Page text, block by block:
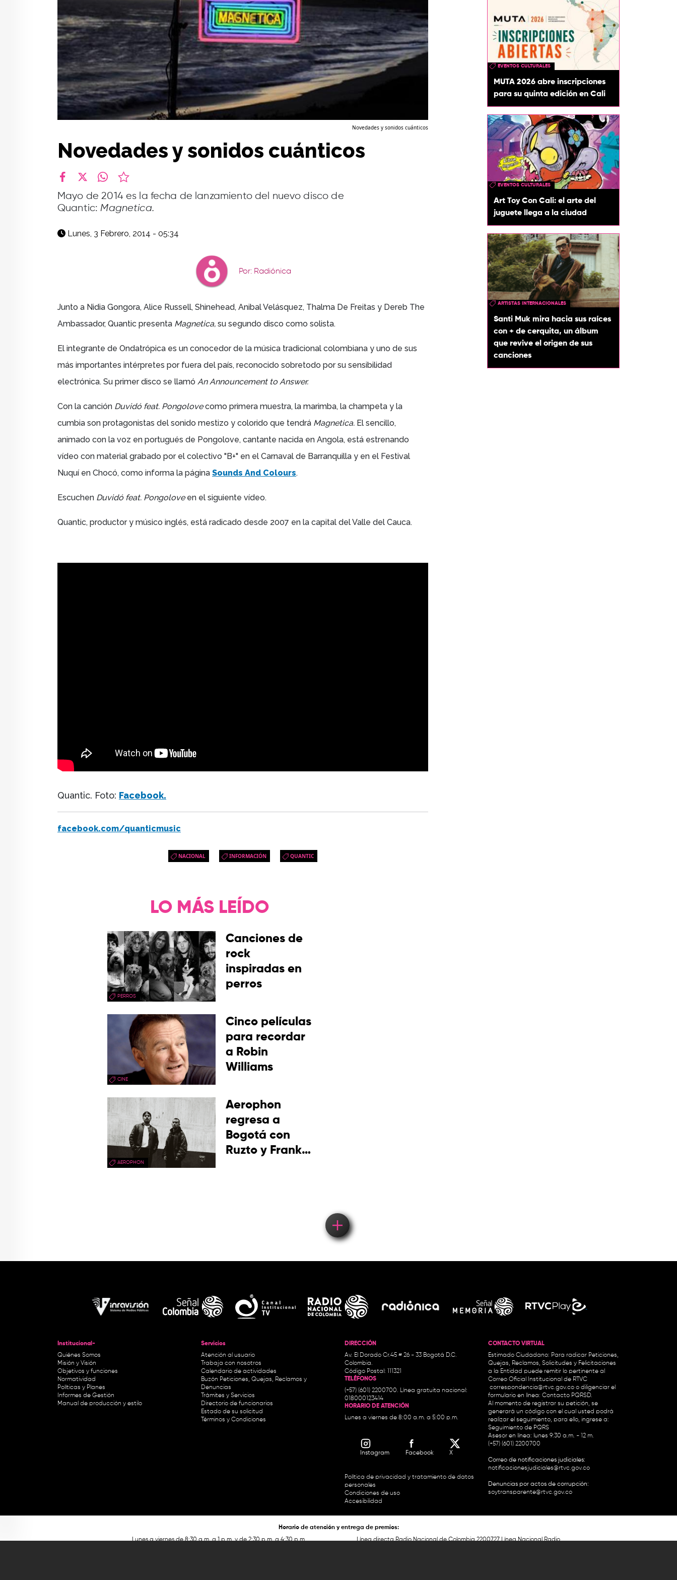
Novedades y sonidos cuánticos
Novedades y sonidos cuánticos
Mayo de 2014 es la fecha de lanzamiento del nuevo disco de
Quantic:Magnetica.
Lunes, 3 Febrero, 2014 - 05:34
Por: Radiónica
Junto a Nidia Gongora, Alice Russell, Shinehead, Anibal Velásquez, Thalma De Freitas y Dereb The
Ambassador, Quantic presenta Magnetica, su segundo disco como solista.
El integrante de Ondatrópica es un conocedor de la música tradicional colombiana y uno de sus
más importantes intérpretes por fuera del país, reconocido sobretodo por su sensibilidad
electrónica. Su primer disco se llamó An Announcement to Answer.
Con la canción Duvidó feat. Pongolovecomo primera muestra, la marimba, la champeta y la
cumbia son protagonistas del sonido mestizo y colorido que tendrá Magnetica. El sencillo,
animado con la voz en portugués de Pongolove, cantante nacida en Angola, está estrenando
vídeo con material grabado por el colectivo "B+" en el Carnaval de Barranquilla y en el Festival
Nuquí en Chocó, como informa la página Sounds And Colours.
Escuchen Duvidó feat. Pongoloveen el siguiente vídeo.
Quantic, productor y músico inglés, está radicado desde 2007 en la capital del Valle del Cauca.
Quantic. Foto: Facebook.
facebook.com/quanticmusic
NACIONAL INFORMACIÓN QUANTIC
EVENTOS CULTURALES
MUTA 2026 abre inscripciones
para su quinta edición en Cali
EVENTOS CULTURALES
Art Toy Con Cali: el arte del
juguete llega a la ciudad
ARTISTAS INTERNACIONALES
Santi Muk mira hacia sus raíces
con + de cerquita, un álbum
que revive el origen de sus
canciones
LO MÁS LEÍDO
PERROS
Canciones de
rock
inspiradas en
perros
CINE
Cinco películas
para recordar
a Robin
Williams
AEROPHON
Aerophon
regresa a
Bogotá con
Ruzto y Frank
Institucional-
Quiénes Somos
Misión y Visión
Objetivos y funciones
Normatividad
Políticas y Planes
Informes de Gestión
Manual de producción y estilo
Servicios
Atención al usuario
Trabaja con nosotros
Calendario de actividades
Buzón Peticiones, Quejas, Reclamos y
Denuncias
Trámites y Servicios
Directorio de funcionarios
Estado de su solicitud
Términos y Condiciones
DIRECCIÓN
Av. El Dorado Cr.45 # 26 - 33 Bogotá D.C.
Colombia.
Código Postal: 111321
TELÉFONOS
(+57) (601) 2200700. Línea gratuita nacional:
018000123414
HORARIO DE ATENCIÓN
Lunes a viernes de 8:00 a.m. a 5:00 p.m.
Instagram Facebook X
Política de privacidad y tratamiento de datos
personales
Condiciones de uso
Accesibilidad
CONTACTO VIRTUAL
Estimado Ciudadano: Para radicar Peticiones,
Quejas, Reclamos, Solicitudes y Felicitaciones
a la Entidad puede remitir lo pertinente al
Correo Oficial Institucional de RTVC
correspondencia@rtvc.gov.co o diligenciar el
formulario en línea: Contacto PQRSD.
Al momento de registrar su petición, se
generará un código con el cual usted podrá
realizar el seguimiento, para ello, ingrese a:
Seguimiento de PQRS
Asesor en línea: lunes 9:30 a.m. - 12 m.
(+57) (601) 2200700
Correo de notificaciones judiciales:
notificacionesjudiciales@rtvc.gov.co
Denuncias por actos de corrupción:
soytransparente@rtvc.gov.co
Horario de atención y entrega de premios:
Lunes a viernes de 8:30 a.m. a 1 p.m. y de 2:30 p.m. a 4:30 p.m.
Línea directa Radio Nacional de Colombia 2200727 Línea Nacional Radio